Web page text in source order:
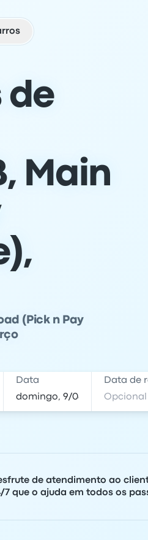
de
Main
(Pick n Pay
Data
de atendimento ao
7 que o ajuda em todos os